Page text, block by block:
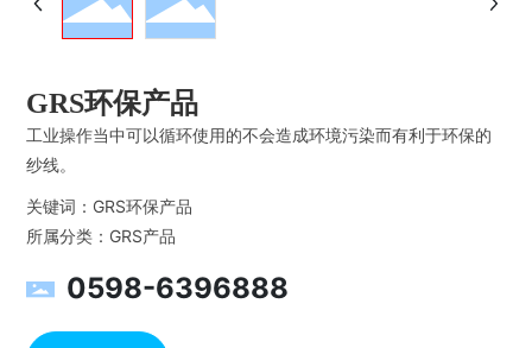
GRS环保产品
工业操作当中可以循环使用的不会造成环境污染而有利于环保的
纱线。
关键词： GRS环保产品
所属分类： GRS产品
0598-6396888